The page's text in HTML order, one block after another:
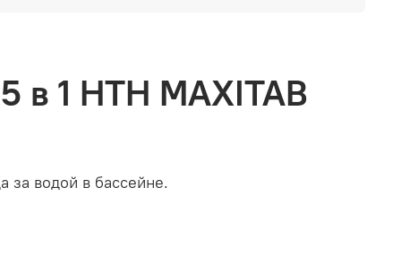
1 HTH MAXITAB
за водой в бассейне.